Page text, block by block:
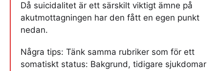
Då suicidalitet är ett särskilt viktigt ämne på
akutmottagningen har den fått en egen punkt
nedan.
Några tips: Tänk samma rubriker som för ett
somatiskt status: Bakgrund, tidigare sjukdomar